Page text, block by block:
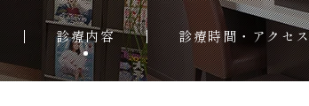
診療内容 診療時間・アクセス